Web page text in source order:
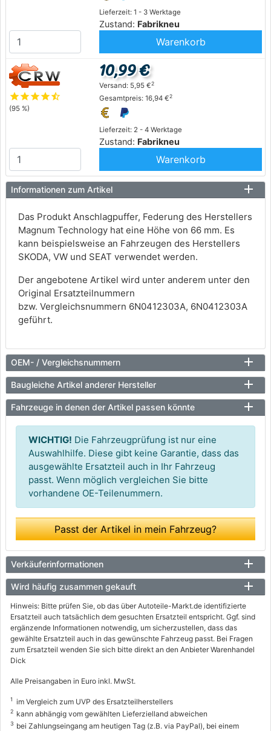
Lieferzeit: 1 - 3 Werktage
Zustand: Fabrikneu
Warenkorb
starstarstarstarstar_half
(95 %)
Lieferzeit: 2 - 4 Werktage
Zustand: Fabrikneu
10,99 €
Versand: 5,95 €2
Gesamtpreis: 16,94 €2
Warenkorb
Informationen zum Artikel
Das Produkt Anschlagpuffer, Federung des Herstellers
Magnum Technology hat eine Höhe von 66 mm. Es
kann beispielsweise an Fahrzeugen des Herstellers
SKODA, VW und SEAT verwendet werden.
Der angebotene Artikel wird unter anderem unter den
Original Ersatzteilnummern
bzw. Vergleichsnummern 6N0412303A, 6N0412303A
geführt.
OEM- / Vergleichsnummern
Baugleiche Artikel anderer Hersteller
Fahrzeuge in denen der Artikel passen könnte
WICHTIG! Die Fahrzeugprüfung ist nur eine
Auswahlhilfe. Diese gibt keine Garantie, dass das
ausgewählte Ersatzteil auch in Ihr Fahrzeug
passt. Wenn möglich vergleichen Sie bitte
vorhandene OE-Teilenummern.
Passt der Artikel in mein Fahrzeug?
Verkäuferinformationen
Wird häufig zusammen gekauft
Hinweis: Bitte prüfen Sie, ob das über Autoteile-Markt.de identifizierte
Ersatzteil auch tatsächlich dem gesuchten Ersatzteil entspricht. Ggf. sind
ergänzende Informationen notwendig, um sicherzustellen, dass das
gewählte Ersatzteil auch in das gewünschte Fahrzeug passt. Bei Fragen
zum Ersatzteil wenden Sie sich bitte direkt an den Anbieter Warenhandel
Dick
Alle Preisangaben in Euro inkl. MwSt.
1 im Vergleich zum UVP des Ersatzteilherstellers
2 kann abhängig vom gewählten Lieferzielland abweichen
3 bei Zahlungseingang am heutigen Tag (z.B. via PayPal), bei einem